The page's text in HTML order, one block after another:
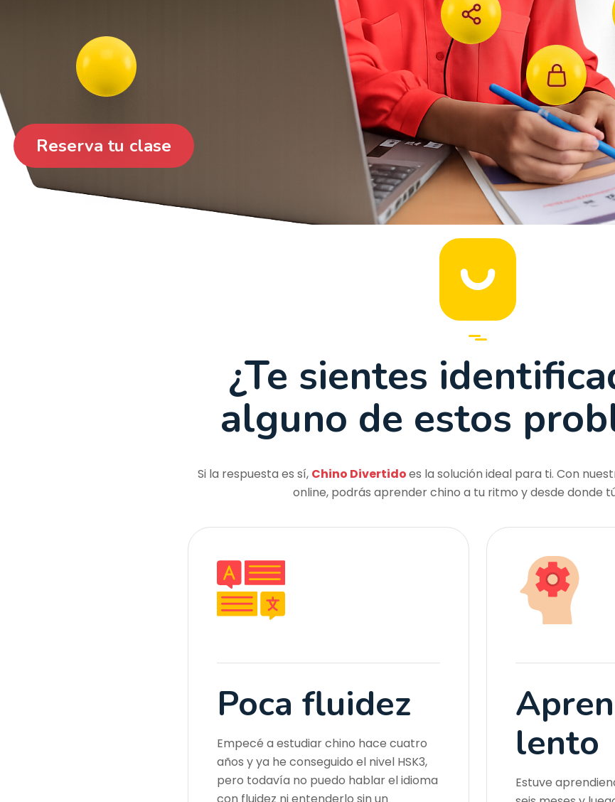
Reserva tu clase
¿Te sientes
alguno de estos
Si la respuesta es sí, Chino Divertidoes la solución ideal para ti. Con
online, podrás aprender chino a tu ritmo y desde donde
Poca fluidez
Empecé a estudiar chino hace cuatro
años y ya he conseguido el nivel HSK3,
pero todavía no puedo hablar el idioma
lento
Estuve